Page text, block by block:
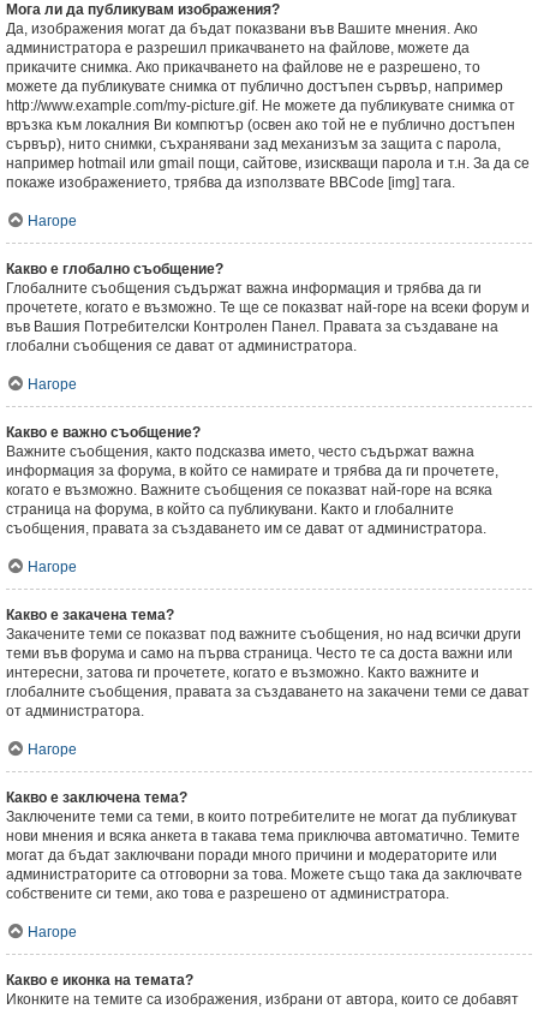
Мога ли да публикувам изображения?
Да, изображения могат да бъдат показвани във Вашите мнения. Ако
администратора е разрешил прикачването на файлове, можете да
прикачите снимка. Ако прикачването на файлове не е разрешено, то
можете да публикувате снимка от публично достъпен сървър, например
http://www.example.com/my-picture.gif. Не можете да публикувате снимка от
връзка към локалния Ви компютър (освен ако той не е публично достъпен
сървър), нито снимки, съхранявани зад механизъм за защита с парола,
например hotmail или gmail пощи, сайтове, изискващи парола и т.н. За да се
покаже изображението, трябва да използвате BBCode [img] тага.
Нагоре
Какво е глобално съобщение?
Глобалните съобщения съдържат важна информация и трябва да ги
прочетете, когато е възможно. Те ще се показват най-горе на всеки форум и
във Вашия Потребителски Контролен Панел. Правата за създаване на
глобални съобщения се дават от администратора.
Нагоре
Какво е важно съобщение?
Важните съобщения, както подсказва името, често съдържат важна
информация за форума, в който се намирате и трябва да ги прочетете,
когато е възможно. Важните съобщения се показват най-горе на всяка
страница на форума, в който са публикувани. Както и глобалните
съобщения, правата за създаването им се дават от администратора.
Нагоре
Какво е закачена тема?
Закачените теми се показват под важните съобщения, но над всички други
теми във форума и само на първа страница. Често те са доста важни или
интересни, затова ги прочетете, когато е възможно. Както важните и
глобалните съобщения, правата за създаването на закачени теми се дават
от администратора.
Нагоре
Какво е заключена тема?
Заключените теми са теми, в които потребителите не могат да публикуват
нови мнения и всяка анкета в такава тема приключва автоматично. Темите
могат да бъдат заключвани поради много причини и модераторите или
администраторите са отговорни за това. Можете също така да заключвате
собствените си теми, ако това е разрешено от администратора.
Нагоре
Какво е иконка на темата?
Иконките на темите са изображения, избрани от автора, които се добавят